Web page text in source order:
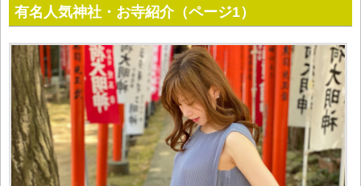
有名人気神社・お寺紹介（ページ1）